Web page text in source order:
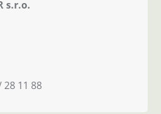
s.r.o.
28 11 88